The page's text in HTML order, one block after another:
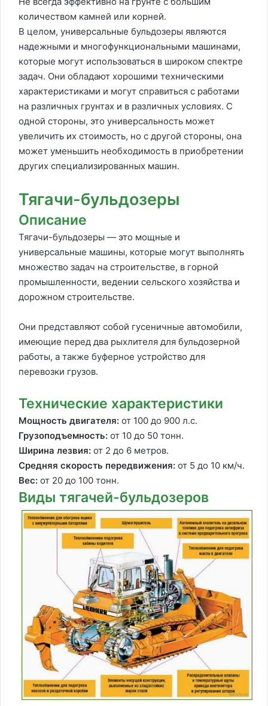
количеством камней или корней.
В целом, универсальные бульдозеры являются
надежными и многофункциональными машинами,
которые могут использоваться в широком спектре
задач. Они обладают хорошими техническими
характеристиками и могут справиться с работами
на различных грунтах и в различных условиях. С
одной стороны, это универсальность может
увеличить их стоимость, но с другой стороны, она
может уменьшить необходимость в приобретении
других специализированных машин.
Тягачи-бульдозеры
Описание
Тягачи-бульдозеры — это мощные и
универсальные машины, которые могут выполнять
множество задач на строительстве, в горной
промышленности, ведении сельского хозяйства и
дорожном строительстве.
Они представляют собой гусеничные автомобили,
имеющие перед два рыхлителя для бульдозерной
работы, а также буферное устройство для
перевозки грузов.
Технические характеристики
Мощность двигателя: от 100 до 900 л.с.
Грузоподъемность: от 10 до 50 тонн.
Ширина лезвия: от 2 до 6 метров.
Средняя скорость передвижения: от 5 до 10 км/ч.
Вес: от 20 до 100 тонн.
Виды тягачей-бульдозеров